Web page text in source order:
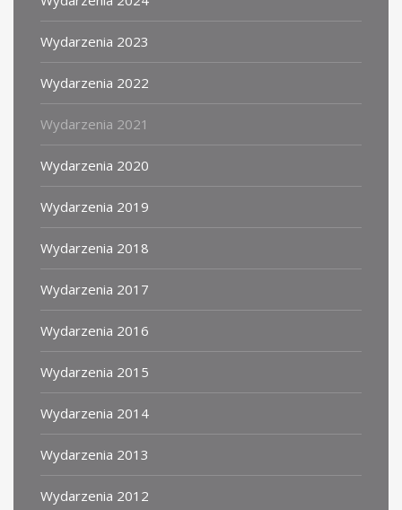
Wydarzenia 2023
Wydarzenia 2022
Wydarzenia 2021
Wydarzenia 2020
Wydarzenia 2019
Wydarzenia 2018
Wydarzenia 2017
Wydarzenia 2016
Wydarzenia 2015
Wydarzenia 2014
Wydarzenia 2013
Wydarzenia 2012